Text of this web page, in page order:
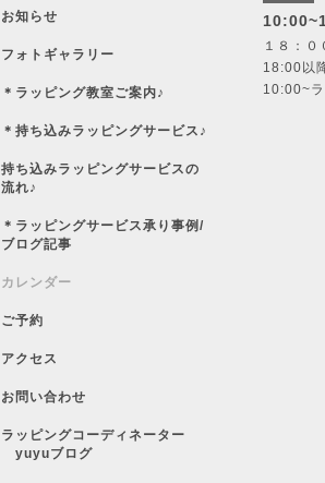
１８：０
18:00以
10:00~
お知らせ
フォトギャラリー
＊ラッピング教室ご案内♪
＊持ち込みラッピングサービス♪
持ち込みラッピングサービスの
流れ♪
＊ラッピングサービス承り事例/
ブログ記事
カレンダー
ご予約
アクセス
お問い合わせ
ラッピングコーディネーター
yuyuブログ